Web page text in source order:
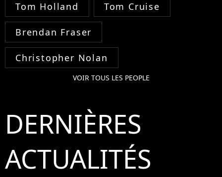
Tom Holland Tom Cruise
Brendan Fraser
Christopher Nolan
VOIR TOUS LES PEOPLE
DERNIÈRES
ACTUALITÉS